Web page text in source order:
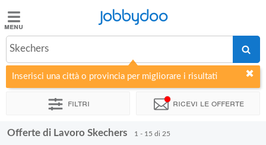
Jobbydoo
Offerte
di
lavoro
Jobbydoo
Skechers
Inserisci una città o provincia per migliorare i risultati
Filtri Ricevi le offerte
Offerte di Lavoro Skechers 1 - 15 di 25